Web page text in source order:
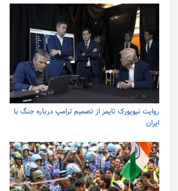
روایت نیویورک تایمز از تصمیم ترامپ درباره جنگ با
ایران